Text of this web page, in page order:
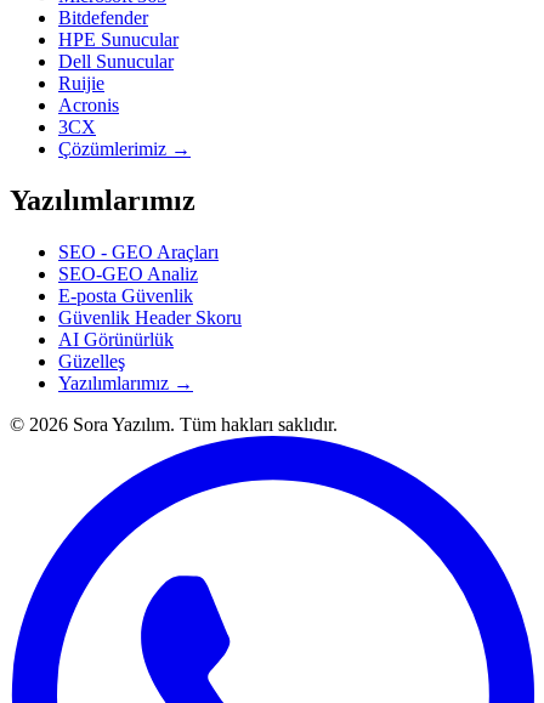
Bitdefender
HPE Sunucular
Dell Sunucular
Ruijie
Acronis
3CX
Çözümlerimiz →
Yazılımlarımız
SEO - GEO Araçları
SEO-GEO Analiz
E-posta Güvenlik
Güvenlik Header Skoru
AI Görünürlük
Güzelleş
Yazılımlarımız →
© 2026 Sora Yazılım. Tüm hakları saklıdır.